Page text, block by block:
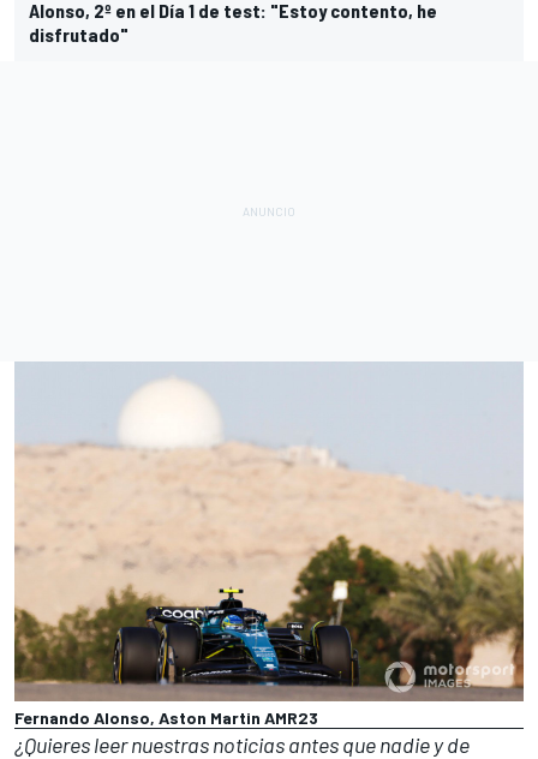
Alonso, 2º en el Día 1 de test: "Estoy contento, he
disfrutado"
Fernando Alonso, Aston Martin AMR23
¿Quieres leer nuestras noticias antes que nadie y de